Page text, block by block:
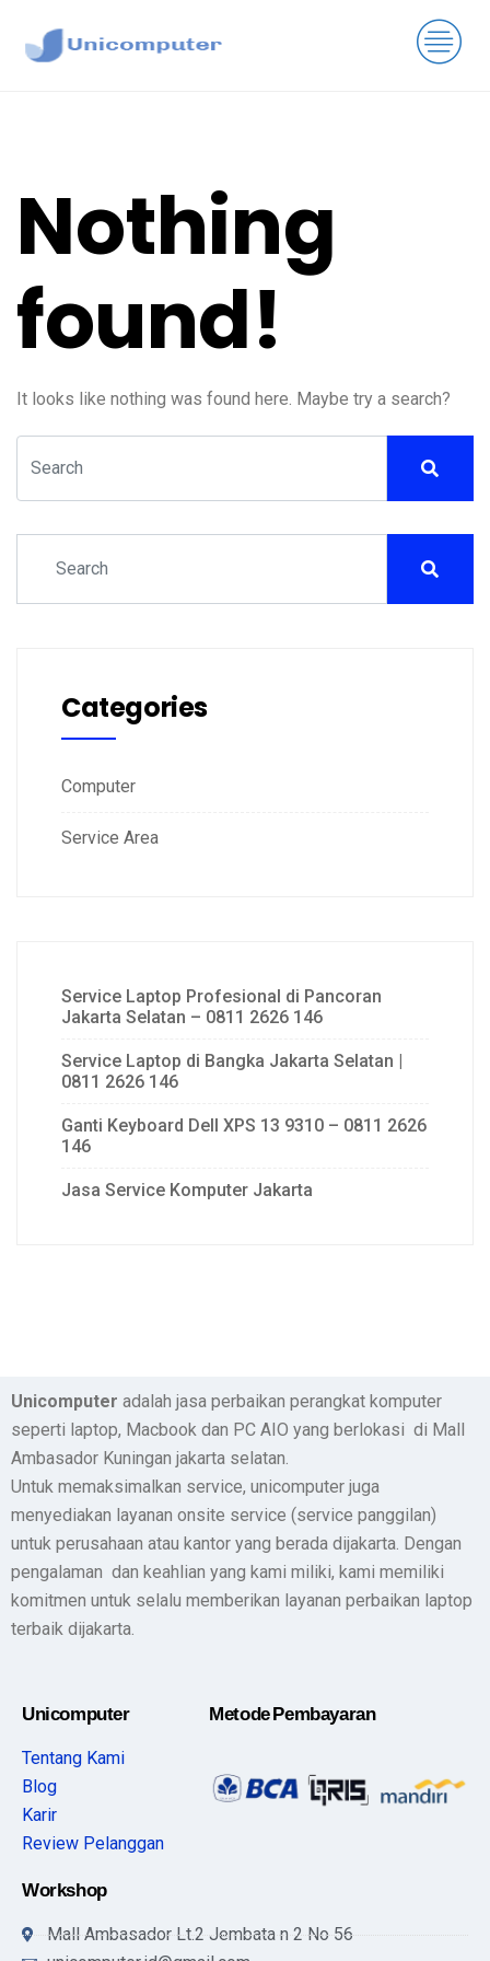
Nothing
found!
It looks like nothing was found here. Maybe try a search?
Categories
Computer
Service Area
Service Laptop Profesional di Pancoran
Jakarta Selatan – 0811 2626 146
Service Laptop di Bangka Jakarta Selatan |
0811 2626 146
Ganti Keyboard Dell XPS 13 9310 – 0811 2626
146
Jasa Service Komputer Jakarta
Unicomputer adalah jasa perbaikan perangkat komputer
seperti laptop, Macbook dan PC AIO yang berlokasi di Mall
Ambasador Kuningan jakarta selatan.
Untuk memaksimalkan service, unicomputer juga
menyediakan layanan onsite service (service panggilan)
untuk perusahaan atau kantor yang berada dijakarta. Dengan
pengalaman dan keahlian yang kami miliki, kami memiliki
komitmen untuk selalu memberikan layanan perbaikan laptop
terbaik dijakarta.
Unicomputer
Tentang Kami
Blog
Karir
Review Pelanggan
Metode Pembayaran
Workshop
Mall Ambasador Lt.2 Jembata n 2 No 56